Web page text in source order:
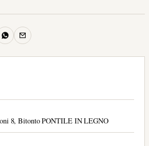
8, Bitonto PONTILE IN LEGNO